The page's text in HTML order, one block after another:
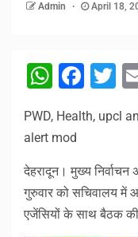
Admin April 18,
PWD, Health, upcl
alert mod
देहरादून। मुख्य निर्वाचन
गुरुवार को सचिवालय में
एजेंसियों के साथ बैठक